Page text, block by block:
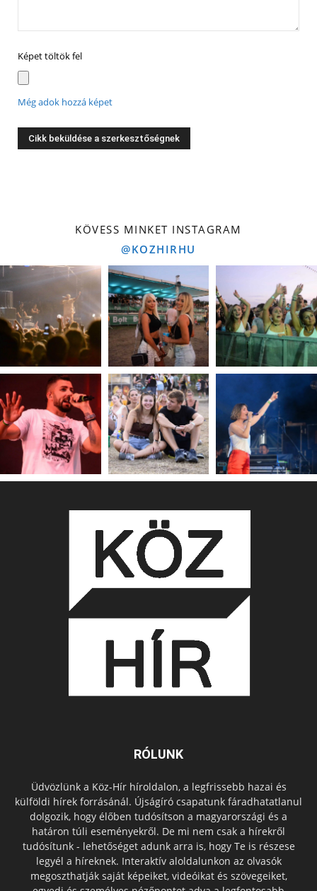
Képet töltök fel
Még adok hozzá képet
KÖVESS MINKET INSTAGRAM
@KOZHIRHU
RÓLUNK
Üdvözlünk a Köz-Hír híroldalon, a legfrissebb hazai és
külföldi hírek forrásánál. Újságíró csapatunk fáradhatatlanul
dolgozik, hogy élőben tudósítson a magyarországi és a
határon túli eseményekről. De mi nem csak a hírekről
tudósítunk - lehetőséget adunk arra is, hogy Te is részese
legyél a híreknek. Interaktív aloldalunkon az olvasók
megoszthatják saját képeiket, videóikat és szövegeiket,